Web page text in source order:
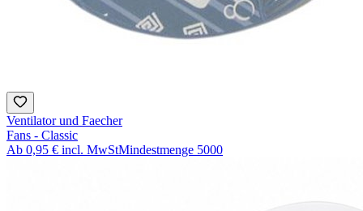
Ventilator und Faecher
Fans - Classic
Ab 0,95 € incl. MwStMindestmenge 5000